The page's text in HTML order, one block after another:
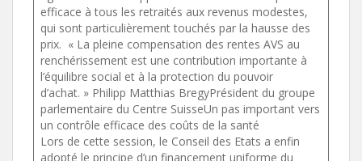
efficace à tous les retraités aux revenus modestes,
qui sont particulièrement touchés par la hausse des
prix. « La pleine compensation des rentes AVS au
renchérissement est une contribution importante à
l’équilibre social et à la protection du pouvoir
d’achat. » Philipp Matthias BregyPrésident du groupe
parlementaire du Centre SuisseUn pas important vers
un contrôle efficace des coûts de la santé
Lors de cette session, le Conseil des Etats a enfin
adopté le principe d’un financement uniforme du